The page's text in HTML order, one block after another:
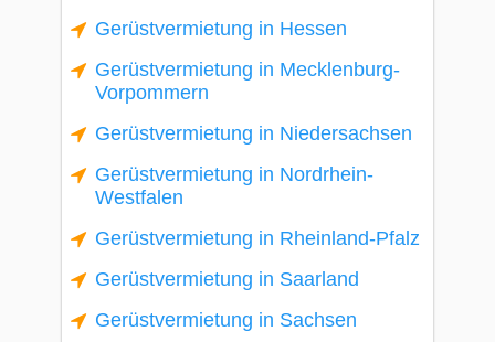
Gerüstvermietung in Hessen
Gerüstvermietung in Mecklenburg-
Vorpommern
Gerüstvermietung in Niedersachsen
Gerüstvermietung in Nordrhein-
Westfalen
Gerüstvermietung in Rheinland-Pfalz
Gerüstvermietung in Saarland
Gerüstvermietung in Sachsen